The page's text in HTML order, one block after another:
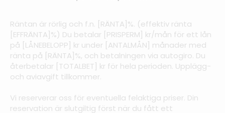
Räntan är rörlig och f.n. [RÄNTA]%. (effektiv ränta
[EFFRÄNTA]%) Du betalar [PRISPERM] kr/mån för ett lån
på [LÅNEBELOPP] kr under [ANTALMÅN] månader med
ränta på [RÄNTA]%, och betalningen via autogiro. Du
återbetalar [TOTALBET] kr för hela perioden. Upplägg-
och aviavgift tillkommer.
Vi reserverar oss för eventuella felaktiga priser. Din
reservation är slutgiltig först när du fått ett